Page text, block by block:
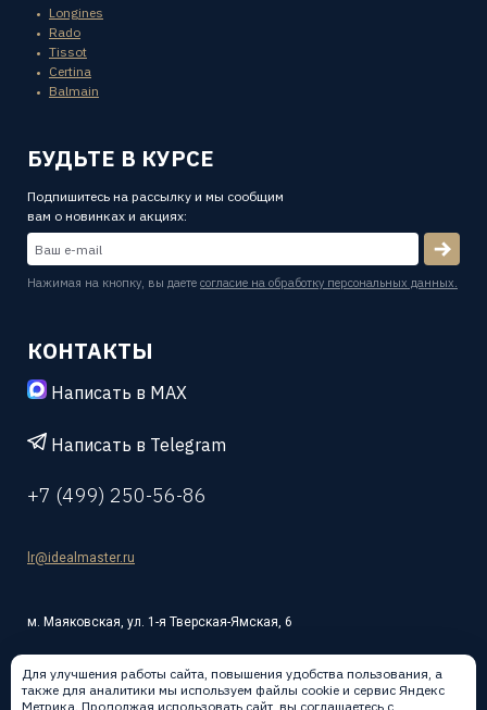
Longines
Rado
Tissot
Certina
Balmain
БУДЬТЕ В КУРСЕ
Подпишитесь на рассылку и мы сообщим
вам о новинках и акциях:
Нажимая на кнопку, вы даете согласие на обработку персональных данных.
КОНТАКТЫ
Написать в MAX
Написать в Telegram
+7 (499) 250-56-86
lr@idealmaster.ru
м. Маяковская, ул. 1-я Тверская-Ямская, 6
Для улучшения работы сайта, повышения удобства пользования, а
также для аналитики мы используем файлы cookie и сервис Яндекс
Метрика. Продолжая использовать сайт, вы соглашаетесь с